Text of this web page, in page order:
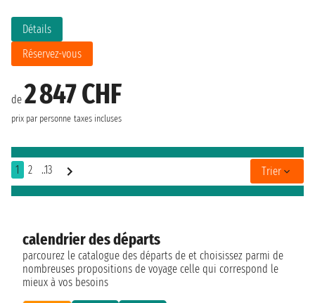
de 2 847 CHF
prix par personne taxes incluses
Détails
Réservez-vous
1 2 ..13 Trier
calendrier des départs
parcourez le catalogue des départs de et choisissez parmi de
nombreuses propositions de voyage celle qui correspond le
mieux à vos besoins